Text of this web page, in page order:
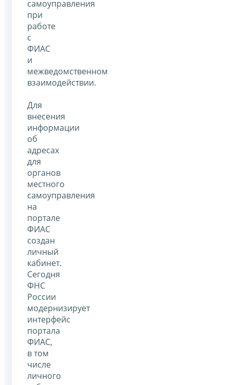
самоуправления
при
работе
с
ФИАС
и
межведомственном
взаимодействии.
Для
внесения
информации
об
адресах
для
органов
местного
самоуправления
на
портале
ФИАС
создан
личный
кабинет.
Сегодня
ФНС
России
модернизирует
интерфейс
портала
ФИАС,
в том
числе
личного